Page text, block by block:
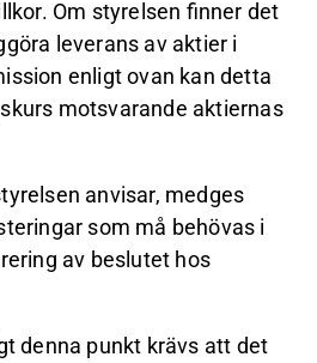
Om styrelsen finner det
leverans av aktier i
enligt ovan kan detta
motsvarande aktiernas
anvisar, medges
som må behövas i
av beslutet hos
denna punkt krävs att det